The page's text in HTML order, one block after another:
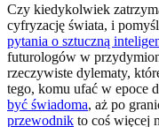
Czy kiedykolwiek
cyfryzację świata, i
pytania o sztuczną
futurologów w
rzeczywiste dylematy,
tego, komu ufać w epoce
być świadoma, aż po
przewodnik to coś więcej